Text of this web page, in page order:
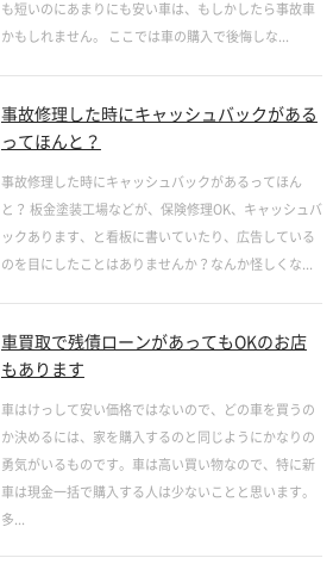
も短いのにあまりにも安い車は、もしかしたら事故車
かもしれません。 ここでは車の購入で後悔しな...
事故修理した時にキャッシュバックがある
ってほんと？
事故修理した時にキャッシュバックがあるってほん
と？ 板金塗装工場などが、保険修理OK、キャッシュバ
ックあります、と看板に書いていたり、広告している
のを目にしたことはありませんか？なんか怪しくな...
車買取で残債ローンがあってもOKのお店
もあります
車はけっして安い価格ではないので、どの車を買うの
か決めるには、家を購入するのと同じようにかなりの
勇気がいるものです。車は高い買い物なので、特に新
車は現金一括で購入する人は少ないことと思います。
多...